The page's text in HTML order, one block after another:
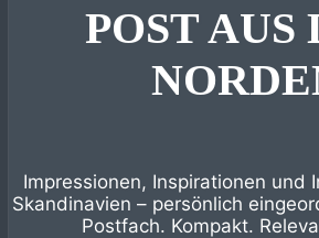
POST AUS
Impressionen, Inspirationen und
Skandinavien – persönlich
Postfach. Kompakt.